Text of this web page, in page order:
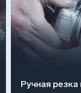
Ручная